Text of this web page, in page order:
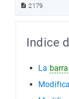
2179
Indice
La